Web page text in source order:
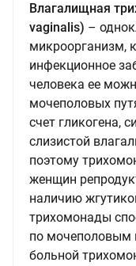
Влагалищная
vaginalis) –
микроорганизм,
инфекционное
человека ее
мочеполовых
счет гликогена,
слизистой
поэтому
женщин
наличию
трихомонады
по мочеполовым
больной